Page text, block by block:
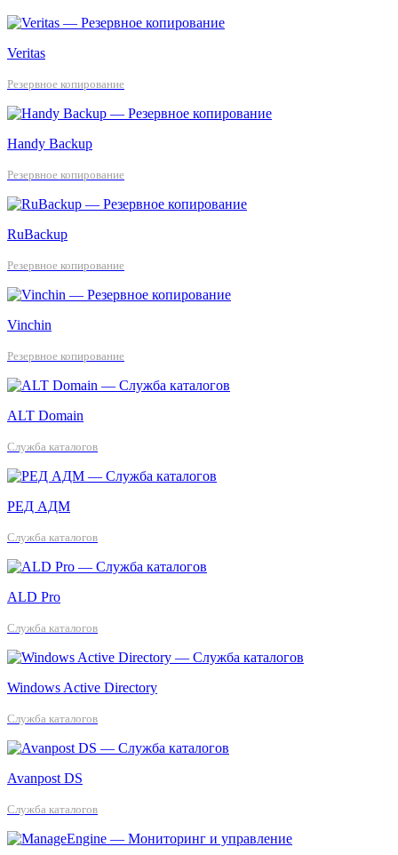
Veritas
Резервное копирование
Handy Backup
Резервное копирование
RuBackup
Резервное копирование
Vinchin
Резервное копирование
ALT Domain
Служба каталогов
РЕД АДМ
Служба каталогов
ALD Pro
Служба каталогов
Windows Active Directory
Служба каталогов
Avanpost DS
Служба каталогов